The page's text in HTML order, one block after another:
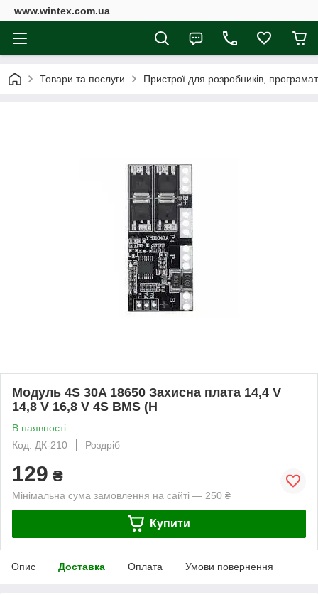
www.wintex.com.ua
Товари та послуги Пристрої для розробників,
Модуль 4S 30A 18650 Захисна плата 14,4 V
14,8 V 16,8 V 4S BMS (H
В наявності
Код: ДК-210
Роздріб
129 ₴
Мінімальна сума замовлення на сайті — 250 ₴
Купити
Опис Доставка Оплата Умови повернення